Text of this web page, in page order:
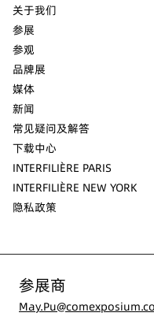
参展商
关于我们
参展
参观
品牌展
媒体
新闻
常见疑问及解答
下载中心
INTERFILIÈRE PARIS
INTERFILIÈRE NEW YORK
隐私政策